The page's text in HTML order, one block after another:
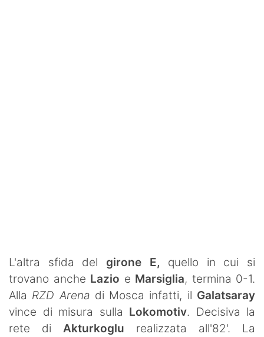
L'altra sfida del girone E, quello in cui si
trovano anche Lazio e Marsiglia, termina 0-1.
Alla RZD Arena di Mosca infatti, il Galatsaray
vince di misura sulla Lokomotiv. Decisiva la
rete di Akturkoglu realizzata all'82'. La